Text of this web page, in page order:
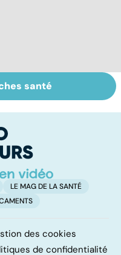
débarrasser
ses phobies
santé
LE MAG DE LA SANTÉ
des cookies
de confidentialité